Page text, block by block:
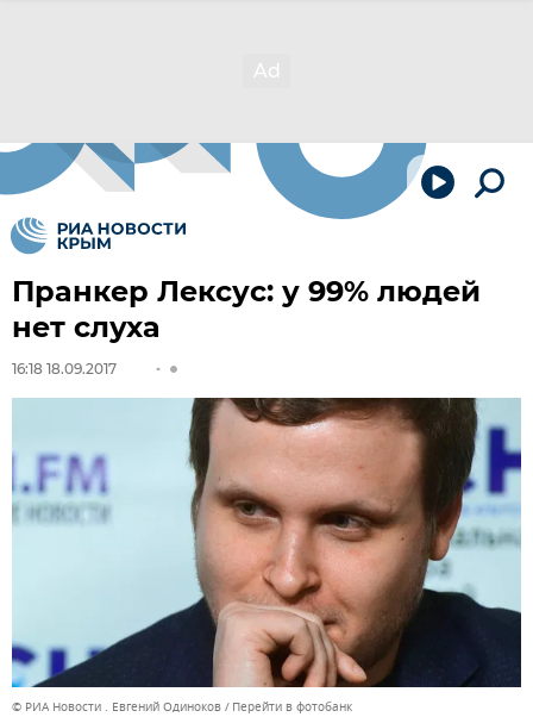
Пранкер Лексус: у 99% людей
нет слуха
16:18 18.09.2017
© РИА Новости . Евгений Одиноков Перейти в фотобанк